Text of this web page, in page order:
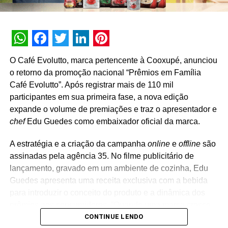
WhatsApp
Facebook
Twitter
LinkedIn
Pinterest
O Café Evolutto, marca pertencente à Cooxupé, anunciou
o retorno da promoção nacional “Prêmios em Família
Café Evolutto”. Após registrar mais de 110 mil
participantes em sua primeira fase, a nova edição
expande o volume de premiações e traz o apresentador e
chefEdu Guedes como embaixador oficial da marca.
A estratégia e a criação da campanha onlinee offlinesão
assinadas pela agência 35. No filme publicitário de
lançamento, gravado em um ambiente de cozinha, Edu
Guedes apresenta uma receita exclusiva com a bebida
de forma consistente, a comunicação também precisa
CONTINUE LENDO